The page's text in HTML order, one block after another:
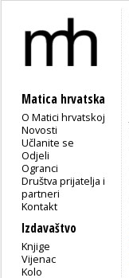
Matica hrvatska
O Matici hrvatskoj
Novosti
Učlanite se
Odjeli
Ogranci
Društva prijatelja i
partneri
Kontakt
Izdavaštvo
Knjige
Vijenac
Kolo